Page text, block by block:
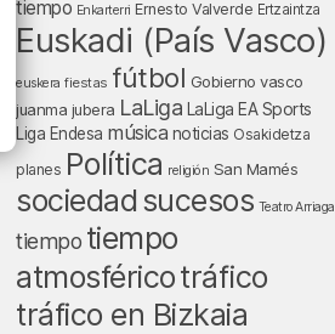
tiempo Enkarterri Ernesto Valverde Ertzaintza
Euskadi (País Vasco)
euskera fiestas fútbol Gobierno vasco
juanma jubera LaLiga LaLiga EA Sports
Liga Endesa música noticias Osakidetza
planes Política religión San Mamés
sociedad sucesos Teatro Arriaga
tiempo tiempo
atmosféricotráfico
tráfico en Bizkaia